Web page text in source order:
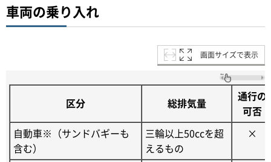
車両の乗り入れ
画面サイズで表示
区分 総排気量
通行の
可否
自動車※（サンドバギーも
含む）
三輪以上50ccを超
えるもの
×